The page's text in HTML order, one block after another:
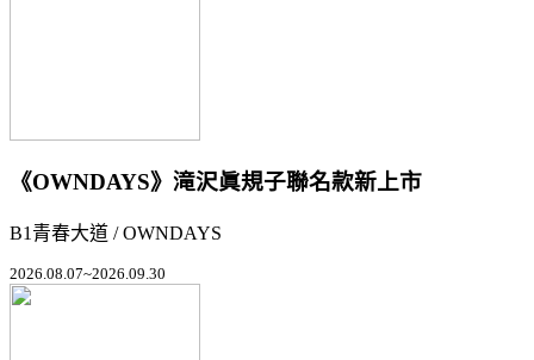
《OWNDAYS》滝沢眞規子聯名款新上市
B1青春大道 / OWNDAYS
2026.08.07~2026.09.30